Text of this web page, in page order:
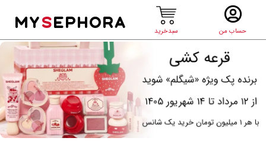
حساب من سبدخرید
MYSEPHORA